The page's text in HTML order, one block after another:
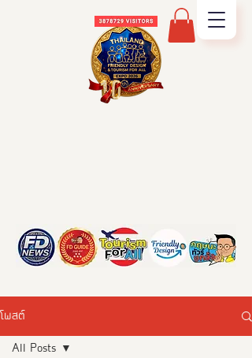
โพสต์
All Posts